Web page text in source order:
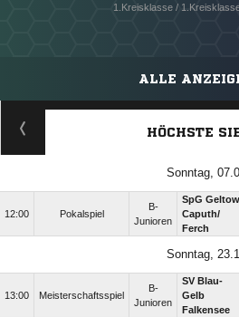
1.Kreisklasse /
ALLE
HÖCHSTE
Sonntag,
12:00 Pokalspiel
B-
Junioren
SpG
Caputh/​
Ferch
Sonntag,
13:00 Meisterschaftsspiel
B-
Junioren
SV Blau-
Gelb
Falkensee